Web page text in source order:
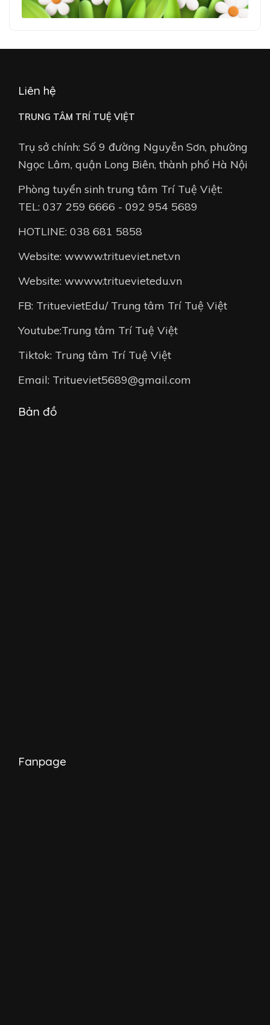
Liên hệ
TRUNG TÂM TRÍ TUỆ VIỆT
Trụ sở chính: Số 9 đường Nguyễn Sơn, phường
Ngọc Lâm, quận Long Biên, thành phố Hà Nội
Phòng tuyển sinh trung tâm Trí Tuệ Việt:
TEL: 037 259 6666 - 092 954 5689
HOTLINE: 038 681 5858
Website: wwww.tritueviet.net.vn
Website: wwww.trituevietedu.vn
FB: TrituevietEdu/ Trung tâm Trí Tuệ Việt
Youtube:Trung tâm Trí Tuệ Việt
Tiktok: Trung tâm Trí Tuệ Việt
Email: Tritueviet5689@gmail.com
Bản đồ
Fanpage